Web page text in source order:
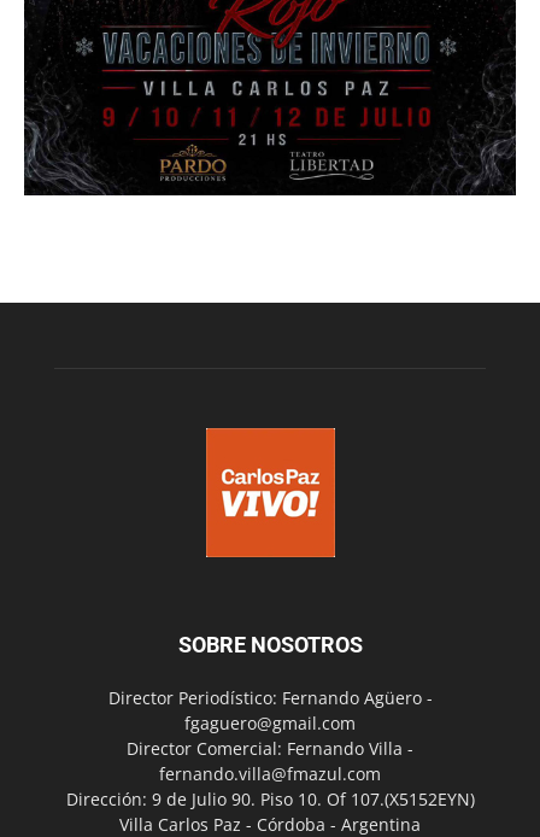
SOBRE NOSOTROS
Director Periodístico: Fernando Agüero -
fgaguero@gmail.com
Director Comercial: Fernando Villa -
fernando.villa@fmazul.com
Dirección: 9 de Julio 90. Piso 10. Of 107.(X5152EYN)
Villa Carlos Paz - Córdoba - Argentina